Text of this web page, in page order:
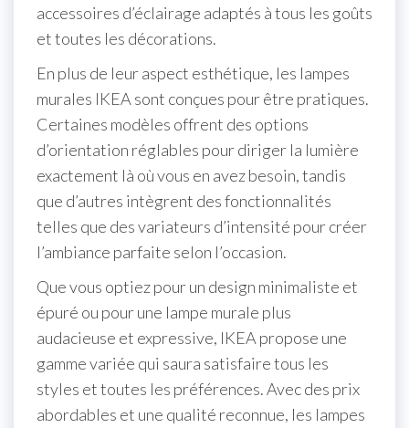
accessoires d’éclairage adaptés à tous les goûts
et toutes les décorations.
En plus de leur aspect esthétique, les lampes
murales IKEA sont conçues pour être pratiques.
Certaines modèles offrent des options
d’orientation réglables pour diriger la lumière
exactement là où vous en avez besoin, tandis
que d’autres intègrent des fonctionnalités
telles que des variateurs d’intensité pour créer
l’ambiance parfaite selon l’occasion.
Que vous optiez pour un design minimaliste et
épuré ou pour une lampe murale plus
audacieuse et expressive, IKEA propose une
gamme variée qui saura satisfaire tous les
styles et toutes les préférences. Avec des prix
abordables et une qualité reconnue, les lampes